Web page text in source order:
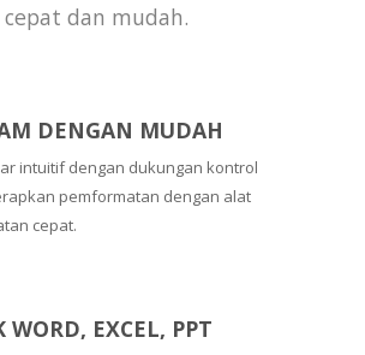
cepat dan mudah.
DENGAN MUDAH
intuitif dengan dukungan kontrol
pemformatan dengan alat
cepat.
WORD, EXCEL, PPT